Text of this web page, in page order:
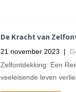
De Kracht van
21 november 2023 |
Zelfontdekking: Een
veeleisende leven